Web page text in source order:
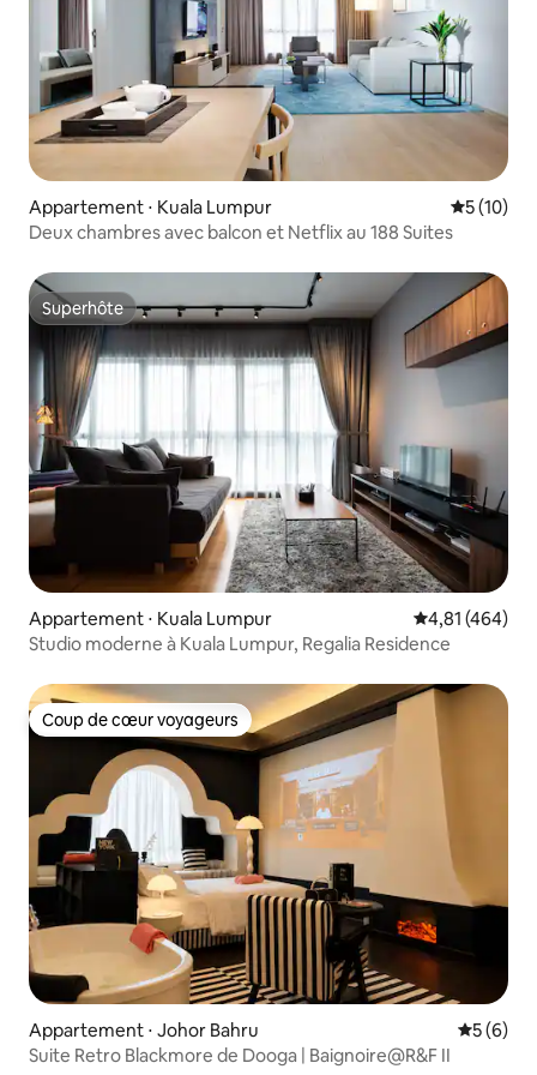
Appartement ⋅ Kuala Lumpur
5 (10)
Deux chambres avec balcon et Netflix au 188 Suites
Superhôte
Superhôte
Appartement ⋅ Kuala Lumpur Évaluation
4,81 (464)
Studio moderne à Kuala Lumpur, Regalia Residence
Coup de cœur voyageurs
Coup de cœur voyageurs
Appartement ⋅ Johor Bahru
5 (6)
Suite Retro Blackmore de Dooga | Baignoire@R&F II